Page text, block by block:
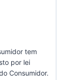
tem
por lei
Consumidor.